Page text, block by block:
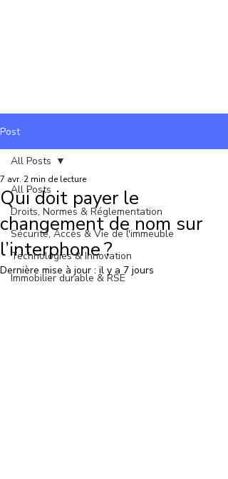
Post
All Posts
Droits, Normes & Réglementation
Sécurité, Accès & Vie de l'immeuble
Technologies & Innovation
Immobilier durable & RSE
All Posts
Qui doit payer le
changement de nom sur
l’interphone ?
7 avr. 2 min de lecture
Dernière mise à jour : il y a 7 jours